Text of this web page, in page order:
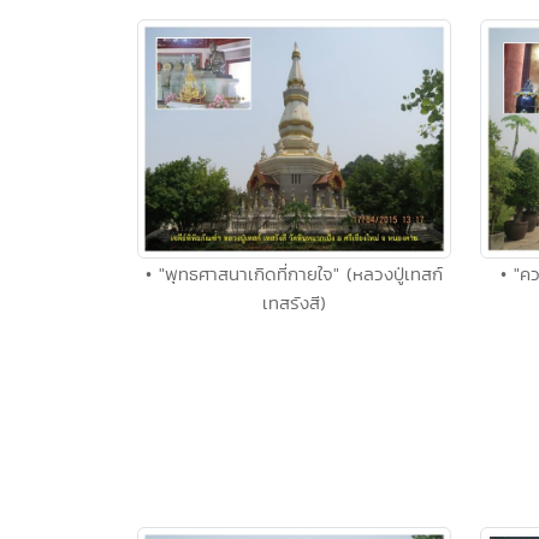
• "พุทธศาสนาเกิดที่กายใจ" (หลวงปู่เทสก์
เทสรังสี)
• "ค